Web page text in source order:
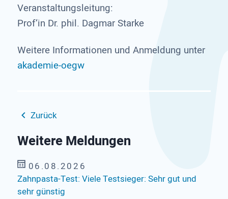
Veranstaltungsleitung:
Prof‘in Dr. phil. Dagmar Starke
Weitere Informationen und Anmeldung unter
akademie-oegw
Zurück
Weitere Meldungen
06.08.2026
Zahnpasta-Test: Viele Testsieger: Sehr gut und
sehr günstig